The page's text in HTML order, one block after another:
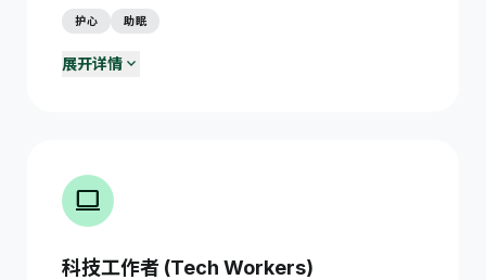
护心 助眠
restaurant商务应酬健康饮食
出差前调整作息；飞行途中多喝水；到达后尽快适应当地时
间。
区分可控与不可控的压力源；每天留出10分钟独处思考时
展开详情 expand_more
computer
科技工作者 (Tech Workers)